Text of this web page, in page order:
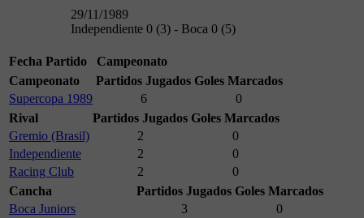
29/11/1989
Independiente 0 (3) - Boca 0 (5)
Fecha Partido
Campeonato
Campeonato
Partidos Jugados Goles Marcados
Supercopa 1989
6
0
Rival
Partidos Jugados Goles Marcados
Gremio (Brasil)
2
0
Independiente
2
0
Racing Club
2
0
Cancha
Partidos Jugados Goles Marcados
Boca Juniors
3
0